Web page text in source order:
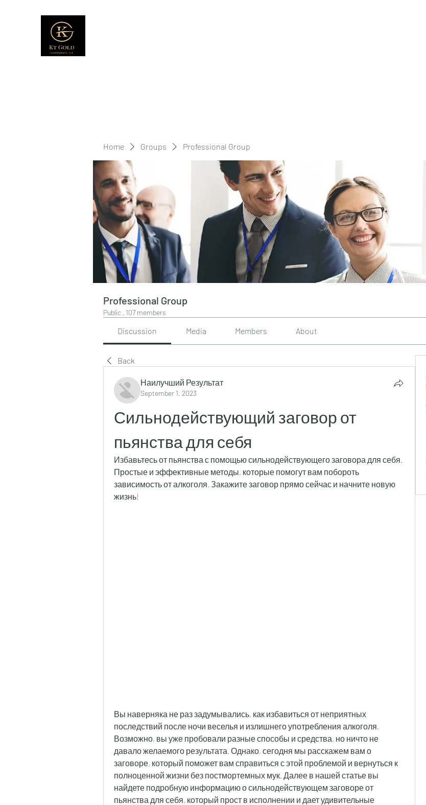
Home Groups Professional Group
Professional Group
Public · 107 members
Discussion Media Members About
Back
Наилучший Результат
September 1, 2023
Сильнодействующий заговор от
пьянства для себя
Избавьтесь от пьянства с помощью сильнодействующего заговора для себя.
Простые и эффективные методы, которые помогут вам побороть
зависимость от алкоголя. Закажите заговор прямо сейчас и начните новую
жизнь!
Вы наверняка не раз задумывались, как избавиться от неприятных
последствий после ночи веселья и излишнего употребления алкоголя.
Возможно, вы уже пробовали разные способы и средства, но ничто не
давало желаемого результата. Однако, сегодня мы расскажем вам о
заговоре, который поможет вам справиться с этой проблемой и вернуться к
полноценной жизни без постмортемных мук. Далее в нашей статье вы
найдете подробную информацию о сильнодействующем заговоре от
пьянства для себя, который прост в исполнении и дает удивительные